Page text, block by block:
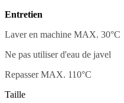
Entretien
Laver en machine MAX. 30°C
Ne pas utiliser d'eau de javel
Repasser MAX. 110°C
Taille